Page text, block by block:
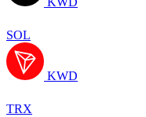
SOL
KWD
TRX